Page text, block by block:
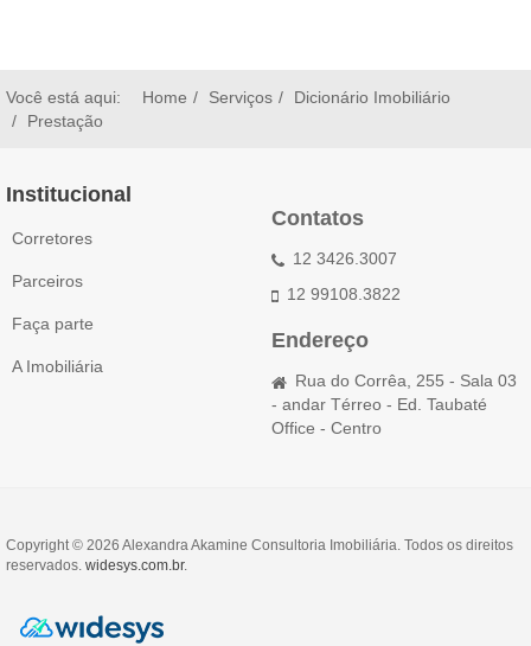
Você está aqui: Home Serviços
Dicionário Imobiliário
Prestação
Institucional
Corretores
Parceiros
Faça parte
A Imobiliária
Contatos
12 3426.3007
12 99108.3822
Endereço
Rua do Corrêa, 255 - Sala 03
- andar Térreo - Ed. Taubaté
Office - Centro
Copyright © 2026 Alexandra Akamine Consultoria Imobiliária. Todos os direitos
reservados. widesys.com.br.